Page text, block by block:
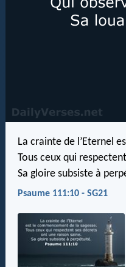
La crainte de l’Eternel
Tous ceux qui
Sa gloire subsiste à
Psaume 111:10 - SG21